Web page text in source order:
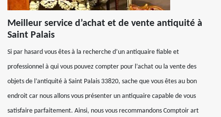
Meilleur service d’achat et de vente antiquité à
Saint Palais
Si par hasard vous êtes à la recherche d’un antiquaire fiable et
professionnel à qui vous pouvez compter pour l’achat ou la vente des
objets de l’antiquité à Saint Palais 33820, sache que vous êtes au bon
endroit car nous allons vous présenter un antiquaire capable de vous
satisfaire parfaitement. Ainsi, nous vous recommandons Comptoir art